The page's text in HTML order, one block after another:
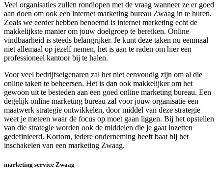
Veel organisaties zullen rondlopen met de vraag wanneer ze er goed
aan doen om ook een internet marketing bureau Zwaag in te huren.
Zoals we eerder hebben benoemd is internet marketing echt de
makkelijkste manier om jouw doelgroep te bereiken. Online
vindbaarheid is steeds belangrijker. Je kunt deze taken nu eenmaal
niet allemaal op jezelf nemen, het is aan te raden om hier een
professioneel kantoor bij te halen.
Voor veel bedrijfseigenaren zal het niet eenvoudig zijn om al die
online taken te beheersen. Het is dan ook makkelijker om het
gewoon uit te besteden aan een goed online marketing bureau. Een
degelijk online marketing bureau zal voor jouw organisatie een
maatwerk strategie ontwikkelen, door middel van deze strategie
weet je meteen waar de focus op moet gaan liggen. Bij het opstellen
van die strategie worden ook de middelen die je gaat inzetten
gedefinieerd. Kortom, iedere onderneming heeft baat bij het
inschakelen van een marketing Zwaag.
marketing service Zwaag